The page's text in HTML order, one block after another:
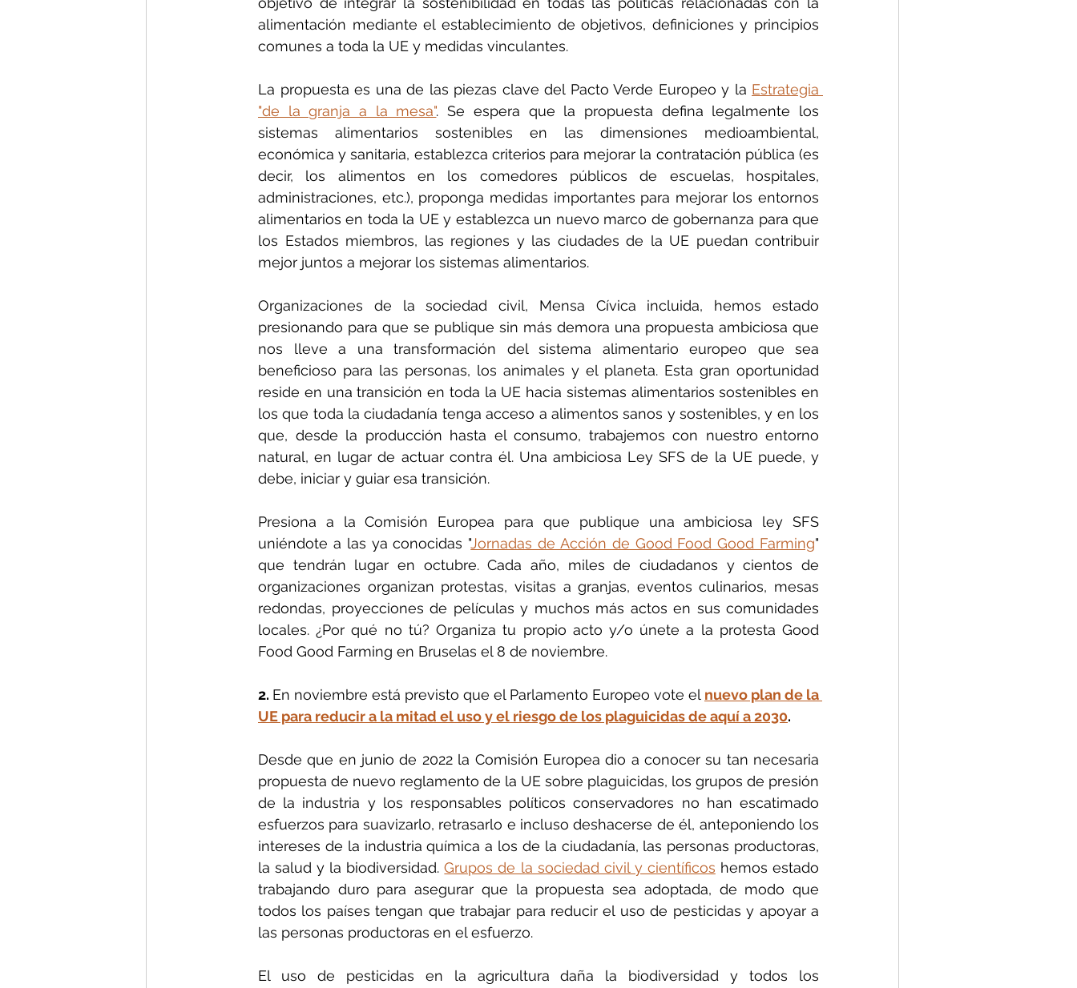
alimentación mediante el establecimiento de objetivos, definiciones y principios
comunes a toda la UE y medidas vinculantes.
La propuesta es una de las piezas clave del Pacto Verde Europeo y la Estrategia
"de la granja a la mesa". Se espera que la propuesta defina legalmente los
sistemas alimentarios sostenibles en las dimensiones medioambiental,
económica y sanitaria, establezca criterios para mejorar la contratación pública (es
decir, los alimentos en los comedores públicos de escuelas, hospitales,
administraciones, etc.), proponga medidas importantes para mejorar los entornos
alimentarios en toda la UE y establezca un nuevo marco de gobernanza para que
los Estados miembros, las regiones y las ciudades de la UE puedan contribuir
mejor juntos a mejorar los sistemas alimentarios.
Organizaciones de la sociedad civil, Mensa Cívica incluida, hemos estado
presionando para que se publique sin más demora una propuesta ambiciosa que
nos lleve a una transformación del sistema alimentario europeo que sea
beneficioso para las personas, los animales y el planeta. Esta gran oportunidad
reside en una transición en toda la UE hacia sistemas alimentarios sostenibles en
los que toda la ciudadanía tenga acceso a alimentos sanos y sostenibles, y en los
que, desde la producción hasta el consumo, trabajemos con nuestro entorno
natural, en lugar de actuar contra él. Una ambiciosa Ley SFS de la UE puede, y
debe, iniciar y guiar esa transición.
Presiona a la Comisión Europea para que publique una ambiciosa ley SFS
uniéndote a las ya conocidas "Jornadas de Acción de Good Food Good Farming"
que tendrán lugar en octubre. Cada año, miles de ciudadanos y cientos de
organizaciones organizan protestas, visitas a granjas, eventos culinarios, mesas
redondas, proyecciones de películas y muchos más actos en sus comunidades
locales. ¿Por qué no tú? Organiza tu propio acto y/o únete a la protesta Good
Food Good Farming en Bruselas el 8 de noviembre.
2. En noviembre está previsto que el Parlamento Europeo vote el nuevo plan de la
UE para reducir a la mitad el uso y el riesgo de los plaguicidas de aquí a 2030.
Desde que en junio de 2022 la Comisión Europea dio a conocer su tan necesaria
propuesta de nuevo reglamento de la UE sobre plaguicidas, los grupos de presión
de la industria y los responsables políticos conservadores no han escatimado
esfuerzos para suavizarlo, retrasarlo e incluso deshacerse de él, anteponiendo los
intereses de la industria química a los de la ciudadanía, las personas productoras,
la salud y la biodiversidad. Grupos de la sociedad civil y científicos hemos estado
trabajando duro para asegurar que la propuesta sea adoptada, de modo que
todos los países tengan que trabajar para reducir el uso de pesticidas y apoyar a
las personas productoras en el esfuerzo.
El uso de pesticidas en la agricultura daña la biodiversidad y todos los